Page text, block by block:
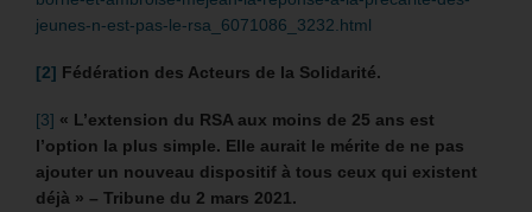
jeunes-n-est-pas-le-rsa_6071086_3232.html
[2] Fédération des Acteurs de la Solidarité.
[3] « L’extension du RSA aux moins de 25 ans est
l’option la plus simple. Elle aurait le mérite de ne pas
ajouter un nouveau dispositif à tous ceux qui existent
déjà » – Tribune du 2 mars 2021.